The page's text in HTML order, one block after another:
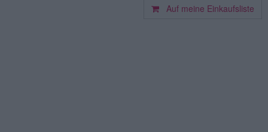
Auf meine Einkaufsliste